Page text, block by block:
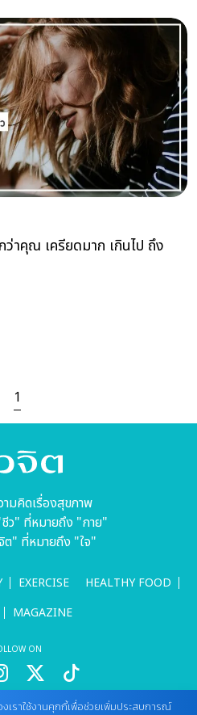
คุณ เครียดมาก เกินไป ถึง
1
มคิดเรื่องสุขภาพ
ว" ที่หมายถึง "กาย"
ต" ที่หมายถึง "ใจ"
EXERCISE
HEALTHY FOOD
MAGAZINE
ON
งเราใช้งานคุกกี้เพื่อช่วยเพิ่มประสบการณ์